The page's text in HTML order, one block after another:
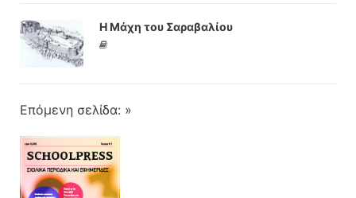
Η Μάχη του Σαραβαλίου
Επόμενη σελίδα: »